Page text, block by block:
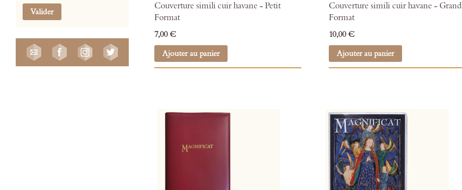
Couverture simili cuir havane - Petit
Format
7,00 €
Ajouter au panier
Couverture simili cuir havane - Grand
Format
10,00 €
Ajouter au panier
Valider